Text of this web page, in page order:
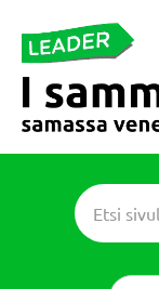
suoraan
sisältöön
Sameboat